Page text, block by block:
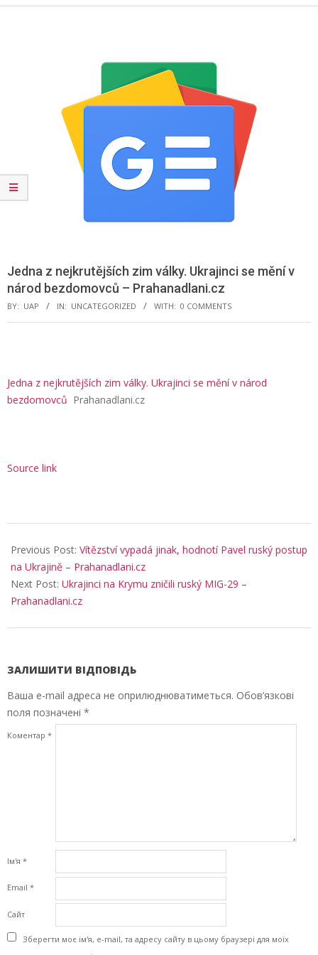
Jedna z nejkrutějších zim války. Ukrajinci se mění v
národ bezdomovců – Prahanadlani.cz
BY: UAP IN: UNCATEGORIZED WITH: 0 COMMENTS
Jedna z nejkrutějších zim války. Ukrajinci se mění v národ
bezdomovců Prahanadlani.cz
Source link
01-
15
Previous Post: Vítězství vypadá jinak, hodnotí Pavel ruský postup
na Ukrajině – Prahanadlani.cz
Next Post: Ukrajinci na Krymu zničili ruský MIG-29 –
Prahanadlani.cz
ЗАЛИШИТИ ВІДПОВІДЬ
Ваша e-mail адреса не оприлюднюватиметься. Обов’язкові
поля позначені *
Коментар *
Ім'я *
Email *
Сайт
Зберегти моє ім'я, e-mail, та адресу сайту в цьому браузері для моїх